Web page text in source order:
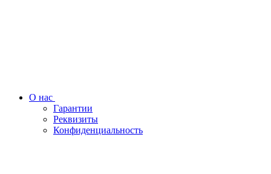
О нас
Гарантии
Реквизиты
Конфиденциальность